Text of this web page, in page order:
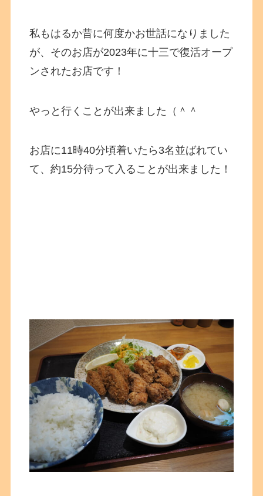
私もはるか昔に何度かお世話になりました
が、そのお店が2023年に十三で復活オープ
ンされたお店です！
やっと行くことが出来ました（＾＾
お店に11時40分頃着いたら3名並ばれてい
て、約15分待って入ることが出来ました！